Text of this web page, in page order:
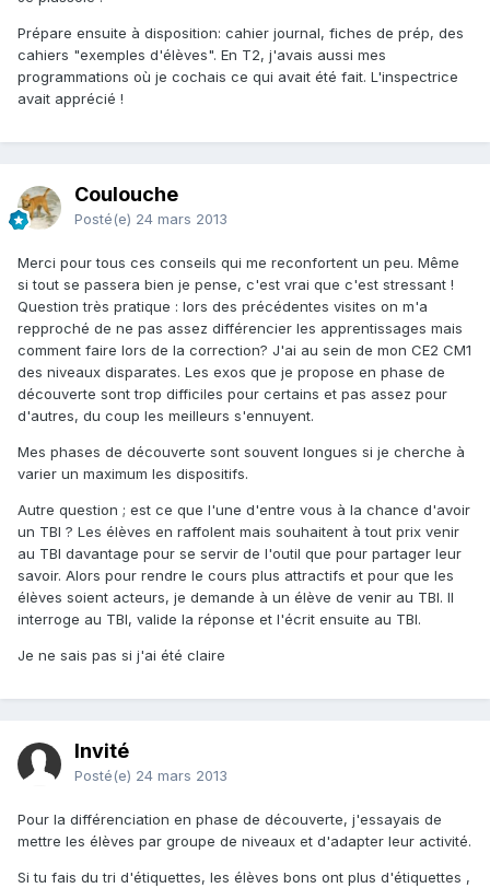
Prépare ensuite à disposition: cahier journal, fiches de prép, des
cahiers "exemples d'élèves". En T2, j'avais aussi mes
programmations où je cochais ce qui avait été fait. L'inspectrice
avait apprécié !
Coulouche
Posté(e) 24 mars 2013
Merci pour tous ces conseils qui me reconfortent un peu. Même
si tout se passera bien je pense, c'est vrai que c'est stressant !
Question très pratique : lors des précédentes visites on m'a
repproché de ne pas assez différencier les apprentissages mais
comment faire lors de la correction? J'ai au sein de mon CE2 CM1
des niveaux disparates. Les exos que je propose en phase de
découverte sont trop difficiles pour certains et pas assez pour
d'autres, du coup les meilleurs s'ennuyent.
Mes phases de découverte sont souvent longues si je cherche à
varier un maximum les dispositifs.
Autre question ; est ce que l'une d'entre vous à la chance d'avoir
un TBI ? Les élèves en raffolent mais souhaitent à tout prix venir
au TBI davantage pour se servir de l'outil que pour partager leur
savoir. Alors pour rendre le cours plus attractifs et pour que les
élèves soient acteurs, je demande à un élève de venir au TBI. Il
interroge au TBI, valide la réponse et l'écrit ensuite au TBI.
Je ne sais pas si j'ai été claire
Invité
Posté(e) 24 mars 2013
Pour la différenciation en phase de découverte, j'essayais de
mettre les élèves par groupe de niveaux et d'adapter leur activité.
Si tu fais du tri d'étiquettes, les élèves bons ont plus d'étiquettes ,